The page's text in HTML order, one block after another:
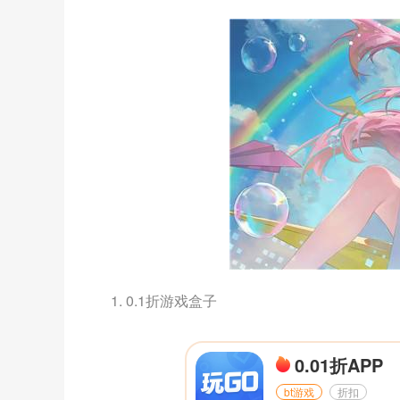
1. 0.1折游戏盒子
0.01折APP
bt游戏 折扣